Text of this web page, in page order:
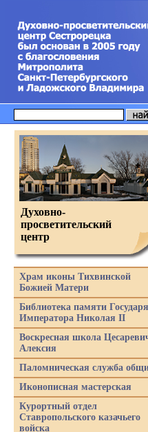
Духовно-
просветительский
центр
Храм иконы Тихвинской
Божией Матери
Библиотека памяти Государя
Императора Николая II
Воскресная школа
Алексия
Паломническая служба
Иконописная мастерская
Курортный отдел
Ставропольского казачьего
войска